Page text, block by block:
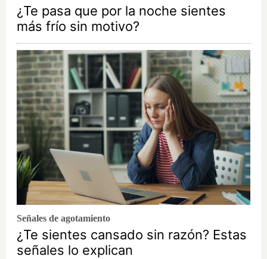
¿Te pasa que por la noche sientes
más frío sin motivo?
Señales de agotamiento
¿Te sientes cansado sin razón? Estas
señales lo explican